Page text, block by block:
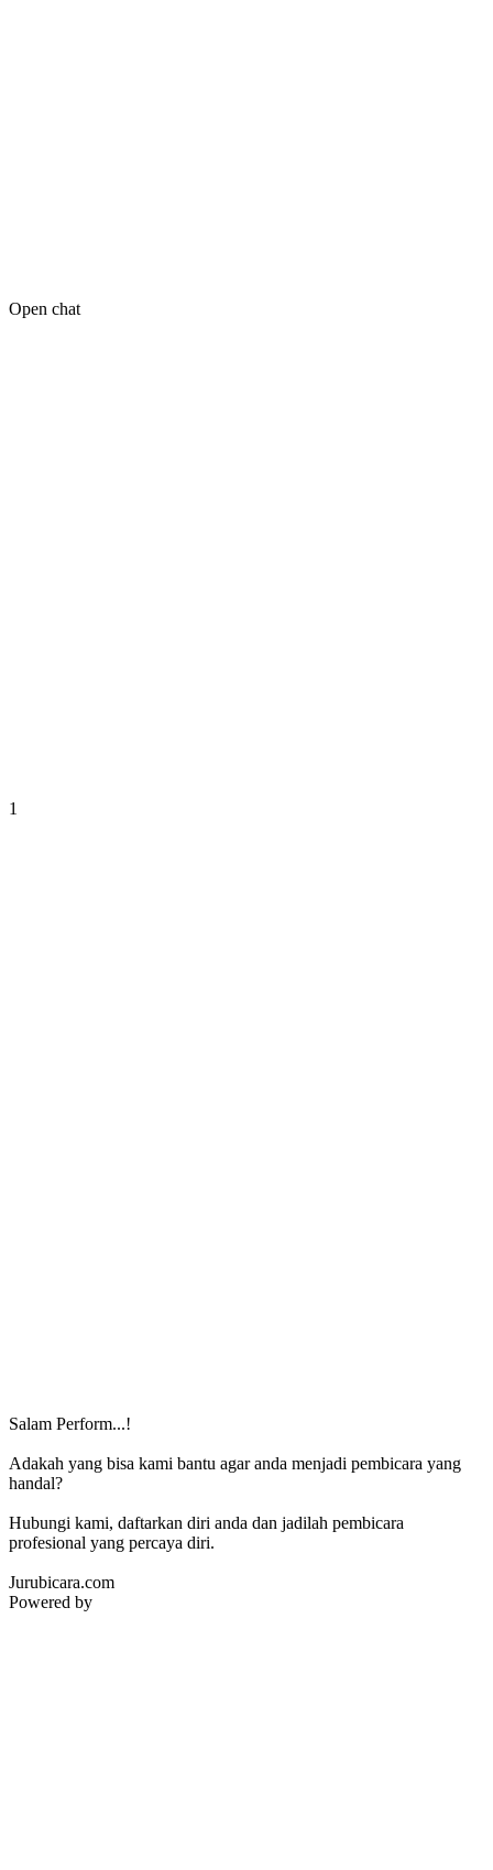
Open chat
1
Salam Perform...!
Adakah yang bisa kami bantu agar anda menjadi pembicara yang
handal?
Hubungi kami, daftarkan diri anda dan jadilah pembicara
profesional yang percaya diri.
Jurubicara.com
Powered by